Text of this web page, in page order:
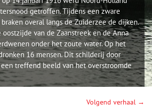
getroffen. Tijdens een zware
overal langs de Zuiderzee de dijken.
oostzijde van de Zaanstreek en de Anna
onder het zoute water. Op het
16 mensen. Dit schilderij door
treffend beeld van het overstroomde
Volgend verhaal →